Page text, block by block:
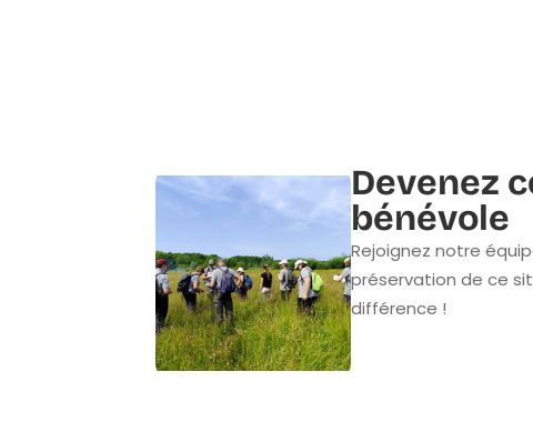
Devenez
bénévole
Rejoignez notre
préservation de ce
différence !